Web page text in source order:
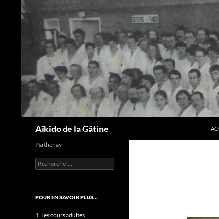
Aïkido de la Gâtine
Parthenay
Rechercher :
POUR EN SAVOIR PLUS…
1. Les cours adultes